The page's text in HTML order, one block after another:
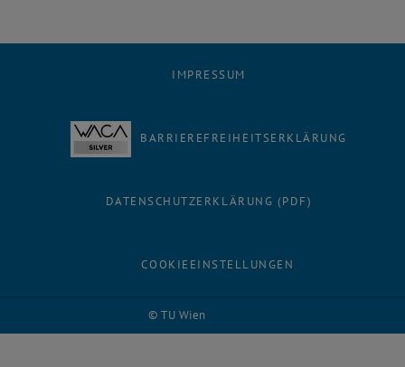
© TU Wien
IMPRESSUM
BARRIEREFREIHEITSERKLÄRUNG
DATENSCHUTZERKLÄRUNG (PDF)
COOKIEEINSTELLUNGEN